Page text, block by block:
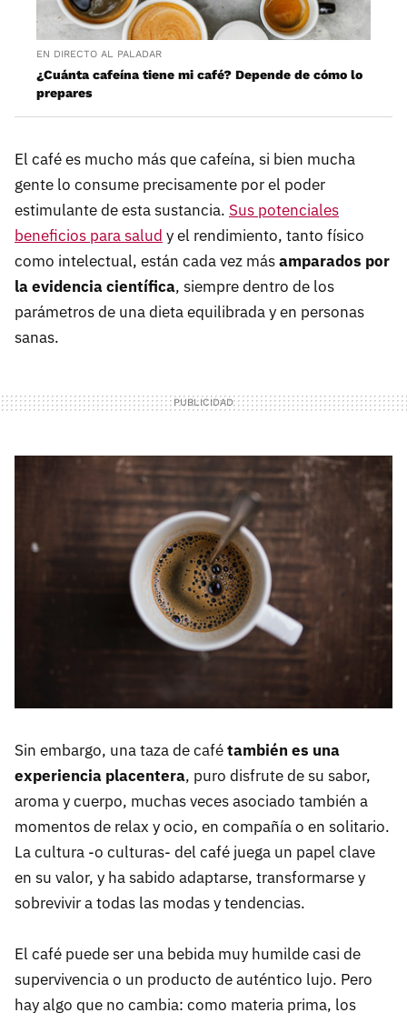
EN DIRECTO AL PALADAR
¿Cuánta cafeína tiene mi café? Depende de cómo lo
prepares
El café es mucho más que cafeína, si bien mucha
gente lo consume precisamente por el poder
estimulante de esta sustancia. Sus potenciales
beneficios para salud y el rendimiento, tanto físico
como intelectual, están cada vez másamparados por
la evidencia científica, siempre dentro de los
parámetros de una dieta equilibrada y en personas
sanas.
Sin embargo, una taza de cafétambién es una
experiencia placentera, puro disfrute de su sabor,
aroma y cuerpo, muchas veces asociado también a
momentos de relax y ocio, en compañía o en solitario.
La cultura -o culturas- del café juega un papel clave
en su valor, y ha sabido adaptarse, transformarse y
sobrevivir a todas las modas y tendencias.
El café puede ser una bebida muy humilde casi de
supervivencia o un producto de auténtico lujo. Pero
hay algo que no cambia: como materia prima, los